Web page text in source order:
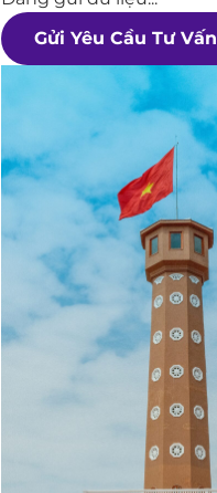
Gửi Yêu Cầu Tư Vấn